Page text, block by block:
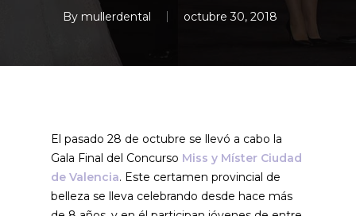
By mullerdental octubre 30, 2018
El pasado 28 de octubre se llevó a cabo la
Gala Final del Concurso Miss y Míster Ciudad
de Valencia. Este certamen provincial de
belleza se lleva celebrando desde hace más